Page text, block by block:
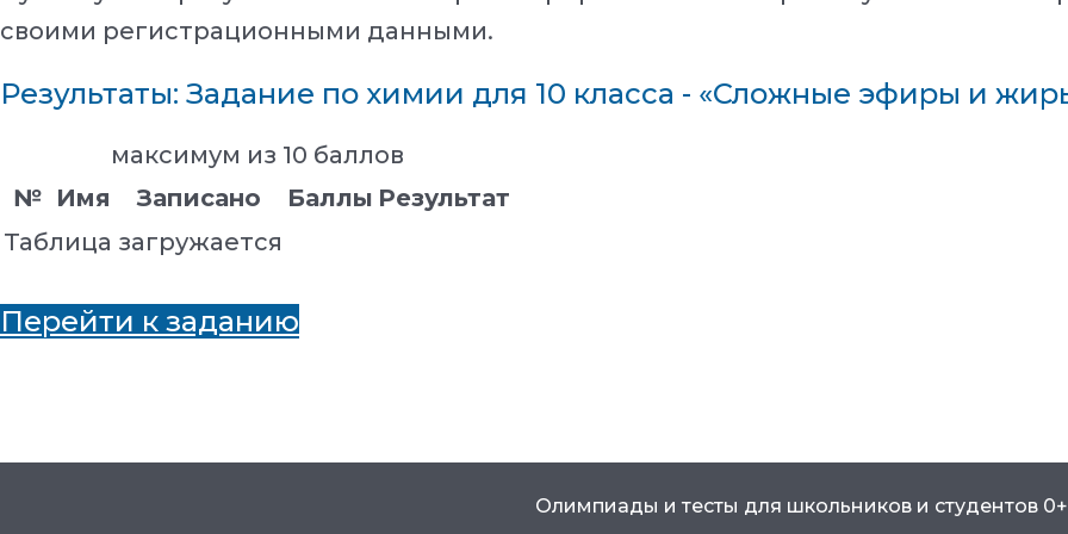
своими регистрационными данными.
Результаты: Задание по химии для 10 класса - «Сложные эфиры и
максимум из 10 баллов
№ Имя Записано Баллы Результат
Таблица загружается
Перейти к заданию
Олимпиады и тесты для школьников и студентов 0+